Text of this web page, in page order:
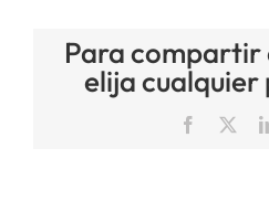
Para compartir
elija
Facebook